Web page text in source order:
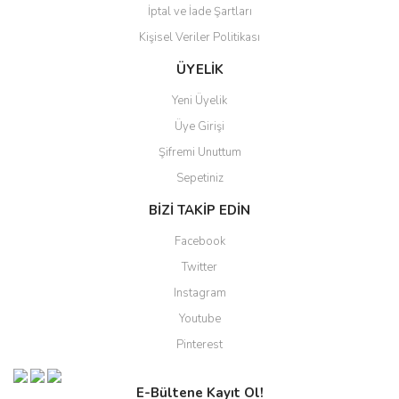
İptal ve İade Şartları
Kişisel Veriler Politikası
ÜYELİK
Yeni Üyelik
Üye Girişi
Şifremi Unuttum
Sepetiniz
BİZİ TAKİP EDİN
Facebook
Twitter
Instagram
Youtube
Pinterest
E-Bültene Kayıt Ol!